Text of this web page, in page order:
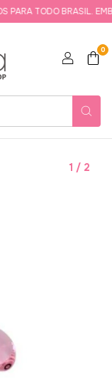
PARA TODO BRASIL.
0
1 / 2